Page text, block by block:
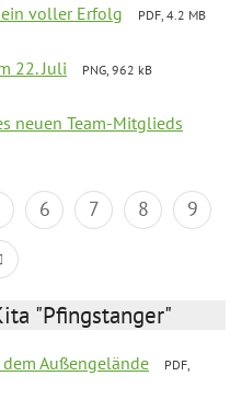
voller Erfolg
PDF, 4.2 MB
22. Juli
PNG, 962 kB
neuen Team-Mitglieds
6 7 8
9
"Pfingstanger"
Außengelände
PDF,